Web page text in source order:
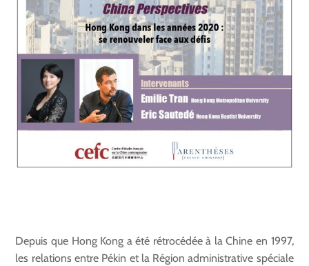
Depuis que Hong Kong a été rétrocédée à la Chine en 1997,
les relations entre Pékin et la Région administrative spéciale